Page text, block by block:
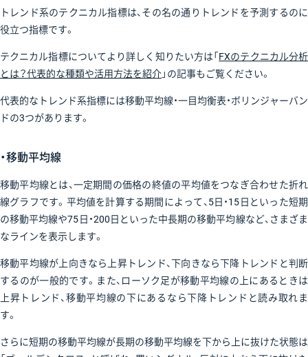
トレンド系のテクニカル指標は、その名の通りトレンドを予測するのに
役立つ指標です。
テクニカル指標についてより詳しく知りたい方は「 FXのテクニカル分析
とは？代表的な種類や活用方法を紹介」の記事もご覧ください。
代表的なトレンド系指標には移動平均線・一目均衡表・ボリンジャーバン
ドの3つがあります。
・移動平均線
移動平均線とは、一定期間の価格の終値の平均値をつなぎ合わせた折れ
線グラフです。平均値を計算する期間によって、5日・15日といった短期
の移動平均線や75日・200日といった中長期の移動平均線など、さまざま
なラインを表示します。
移動平均線が上向きなら上昇トレンド、下向きなら下降トレンドと判断
するのが一般的です。また、ローソク足が移動平均線の上にあるときは
上昇トレンド、移動平均線の下にあるなら下降トレンドと読み取れま
す。
さらに短期の移動平均線が長期の移動平均線を下から上に抜けた状態は